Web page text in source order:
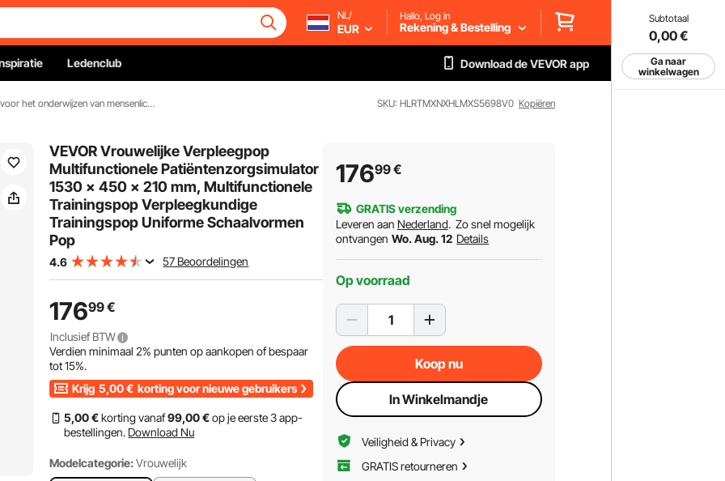
Subtotaal
0,00€
Ga naar
winkelwagen
NL/
EUR
Hallo, Log in
Rekening & Bestelling
Ledenclub Download de VEVOR app
Modellen voor het onderwijzen van mensenlichamen SKU: HLRTMXNXHLMXS5698V0 Kopiëren
VEVOR Vrouwelijke Verpleegpop
Multifunctionele Patiëntenzorgsimulator
1530 x 450 x 210 mm, Multifunctionele
Trainingspop Verpleegkundige
Trainingspop Uniforme Schaalvormen
Pop
4.6 57 Beoordelingen
17699€
Inclusief BTW
Verdien minimaal2% punten op aankopen of bespaar
tot15%.
Krijg 5,00 € korting voor nieuwe gebruikers
5,00 €korting vanaf99,00 €op je eerste 3 app-
bestellingen. Download Nu
Modelcategorie: Vrouwelijk
17699€
GRATIS verzending
Leveren aan Nederland. Zo snel mogelijk
ontvangen Wo. Aug. 12 Details
Op voorraad
Koop nu
In Winkelmandje
Veiligheid & Privacy
GRATIS retourneren